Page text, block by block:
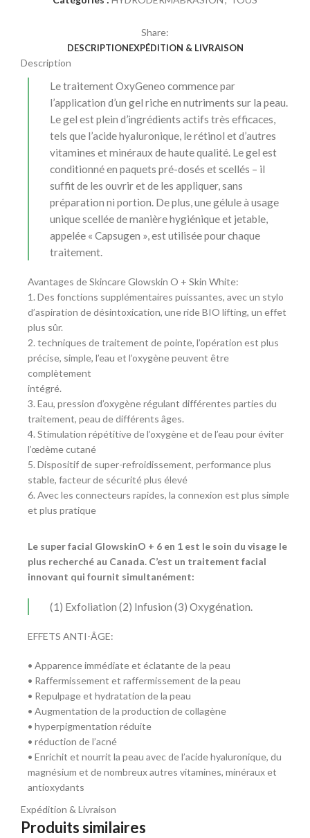
Share:
DESCRIPTIONEXPÉDITION & LIVRAISON
Description
Le traitement OxyGeneo commence par
l’application d’un gel riche en nutriments sur la peau.
Le gel est plein d’ingrédients actifs très efficaces,
tels que l’acide hyaluronique, le rétinol et d’autres
vitamines et minéraux de haute qualité. Le gel est
conditionné en paquets pré-dosés et scellés – il
suffit de les ouvrir et de les appliquer, sans
préparation ni portion. De plus, une gélule à usage
unique scellée de manière hygiénique et jetable,
appelée « Capsugen », est utilisée pour chaque
traitement.
Avantages de Skincare Glowskin O + Skin White:
1. Des fonctions supplémentaires puissantes, avec un stylo
d’aspiration de désintoxication, une ride BIO lifting, un effet
plus sûr.
2. techniques de traitement de pointe, l’opération est plus
précise, simple, l’eau et l’oxygène peuvent être
complètement
intégré.
3. Eau, pression d’oxygène régulant différentes parties du
traitement, peau de différents âges.
4. Stimulation répétitive de l’oxygène et de l’eau pour éviter
l’œdème cutané
5. Dispositif de super-refroidissement, performance plus
stable, facteur de sécurité plus élevé
6. Avec les connecteurs rapides, la connexion est plus simple
et plus pratique
Le super facial GlowskinO + 6 en 1 est le soin du visage le
plus recherché au Canada. C’est un traitement facial
innovant qui fournit simultanément:
(1) Exfoliation (2) Infusion (3) Oxygénation.
EFFETS ANTI-ÂGE:
• Apparence immédiate et éclatante de la peau
• Raffermissement et raffermissement de la peau
• Repulpage et hydratation de la peau
• Augmentation de la production de collagène
• hyperpigmentation réduite
• réduction de l’acné
• Enrichit et nourrit la peau avec de l’acide hyaluronique, du
magnésium et de nombreux autres vitamines, minéraux et
antioxydants
Expédition & Livraison
Produits similaires